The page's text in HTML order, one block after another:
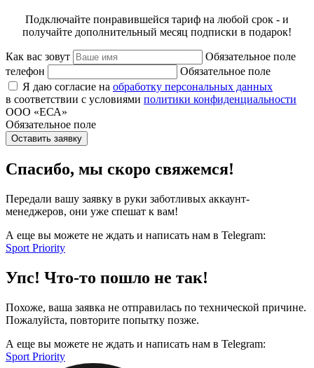
Подключайте понравившейся тариф на любой срок - и
получайте дополнительный месяц подписки в подарок!
Как вас зовут
Обязательное поле
телефон
Обязательное поле
Я даю согласие на обработку персональных данных
в соответствии с условиями политики конфиденциальности
ООО «ЕСА»
Обязательное поле
Оставить заявку
Спасибо, мы скоро свяжемся!
Передали вашу заявку в руки заботливых аккаунт-
менеджеров, они уже спешат к вам!
А еще вы можете не ждать и написать нам в Telegram:
Sport Priority
Упс! Что-то пошло не так!
Похоже, ваша заявка не отправилась по технической причине.
Пожалуйста, повторите попытку позже.
А еще вы можете не ждать и написать нам в Telegram:
Sport Priority